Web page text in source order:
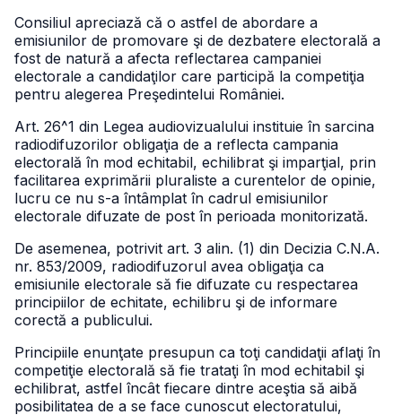
Consiliul apreciază că o astfel de abordare a
emisiunilor de promovare şi de dezbatere electorală a
fost de natură a afecta reflectarea campaniei
electorale a candidaţilor care participă la competiţia
pentru alegerea Preşedintelui României.
Art. 26^1 din Legea audiovizualului instituie în sarcina
radiodifuzorilor obligaţia de a reflecta campania
electorală în mod echitabil, echilibrat şi imparţial, prin
facilitarea exprimării pluraliste a curentelor de opinie,
lucru ce nu s-a întâmplat în cadrul emisiunilor
electorale difuzate de post în perioada monitorizată.
De asemenea, potrivit art. 3 alin. (1) din Decizia C.N.A.
nr. 853/2009, radiodifuzorul avea obligaţia ca
emisiunile electorale să fie difuzate cu respectarea
principiilor de echitate, echilibru şi de informare
corectă a publicului.
Principiile enunţate presupun ca toţi candidaţii aflaţi în
competiţie electorală să fie trataţi în mod echitabil şi
echilibrat, astfel încât fiecare dintre aceştia să aibă
posibilitatea de a se face cunoscut electoratului,